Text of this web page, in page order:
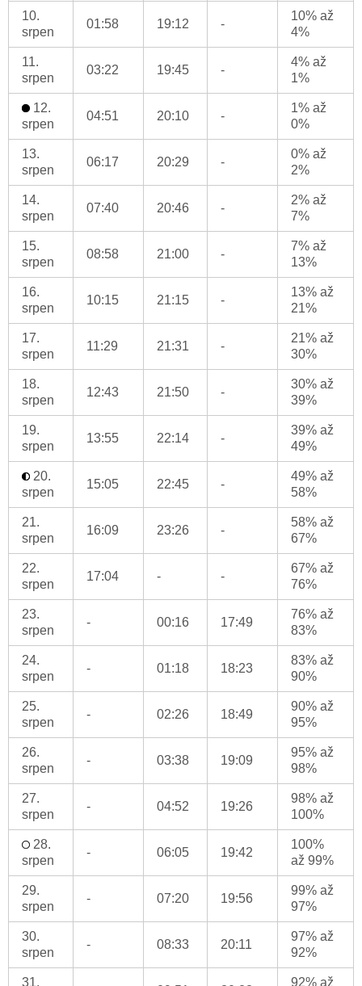
10.
srpen
01:58 19:12 -
10% až
4%
11.
srpen
03:22 19:45 -
4% až
1%
12.
srpen
04:51 20:10 -
1% až
0%
13.
srpen
06:17 20:29 -
0% až
2%
14.
srpen
07:40 20:46 -
2% až
7%
15.
srpen
08:58 21:00 -
7% až
13%
16.
srpen
10:15 21:15 -
13% až
21%
17.
srpen
11:29 21:31 -
21% až
30%
18.
srpen
12:43 21:50 -
30% až
39%
19.
srpen
13:55 22:14 -
39% až
49%
20.
srpen
15:05 22:45 -
49% až
58%
21.
srpen
16:09 23:26 -
58% až
67%
22.
srpen
17:04 - -
67% až
76%
23.
srpen
- 00:16 17:49
76% až
83%
24.
srpen
- 01:18 18:23
83% až
90%
25.
srpen
- 02:26 18:49
90% až
95%
26.
srpen
- 03:38 19:09
95% až
98%
27.
srpen
- 04:52 19:26
98% až
100%
28.
srpen
- 06:05 19:42
100%
až 99%
29.
srpen
- 07:20 19:56
99% až
97%
30.
srpen
- 08:33 20:11
97% až
92%
31.
92% až